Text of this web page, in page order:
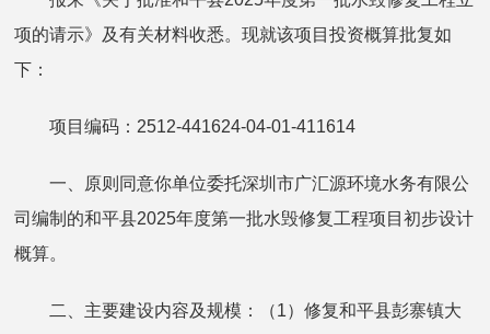
项的请示》及有关材料收悉。现就该项目投资概算批复如
下：
项目编码：2512-441624-04-01-411614
一、原则同意你单位委托深圳市广汇源环境水务有限公
司编制的和平县2025年度第一批水毁修复工程项目初步设计
概算。
二、主要建设内容及规模：（1）修复和平县彭寨镇大